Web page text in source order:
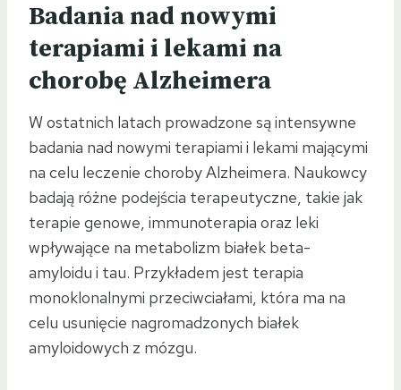
Badania nad nowymi
terapiami i lekami na
chorobę Alzheimera
W ostatnich latach prowadzone są intensywne
badania nad nowymi terapiami i lekami mającymi
na celu leczenie choroby Alzheimera. Naukowcy
badają różne podejścia terapeutyczne, takie jak
terapie genowe, immunoterapia oraz leki
wpływające na metabolizm białek beta-
amyloidu i tau. Przykładem jest terapia
monoklonalnymi przeciwciałami, która ma na
celu usunięcie nagromadzonych białek
amyloidowych z mózgu.